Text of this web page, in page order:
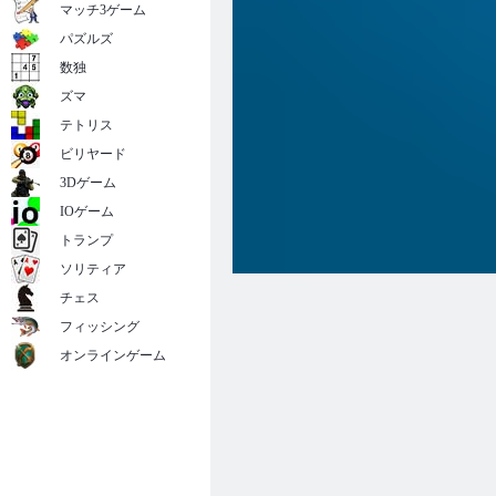
マッチ3ゲーム
パズルズ
数独
ズマ
テトリス
ビリヤード
3Dゲーム
IOゲーム
トランプ
ソリティア
チェス
フィッシング
オンラインゲーム